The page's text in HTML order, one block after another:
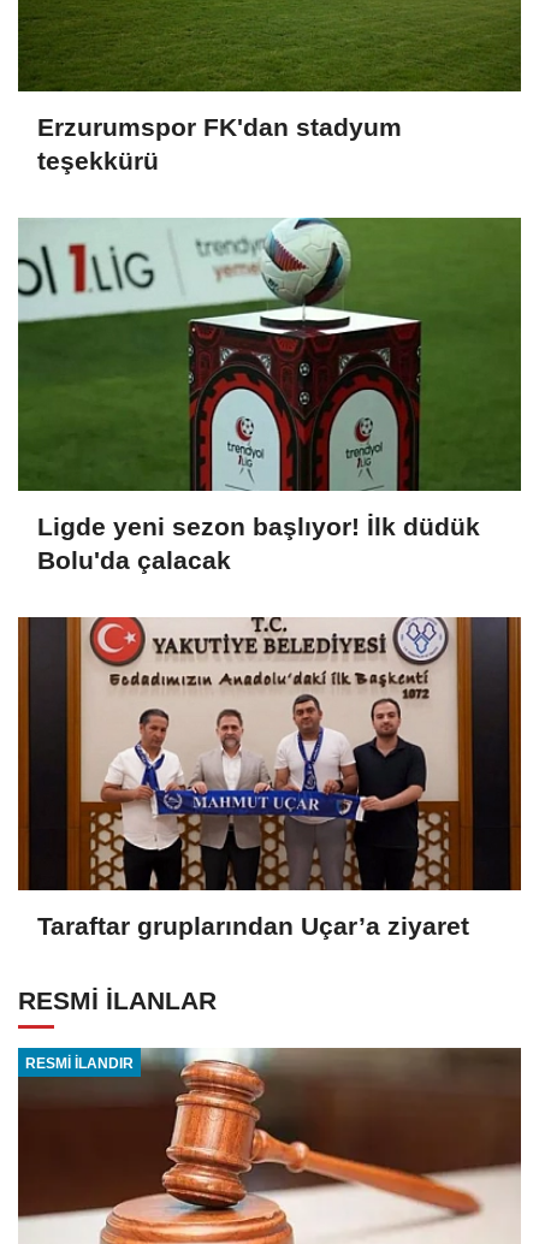
Erzurumspor FK'dan stadyum
teşekkürü
Ligde yeni sezon başlıyor! İlk düdük
Bolu'da çalacak
Taraftar gruplarından Uçar’a ziyaret
RESMİ İLANLAR
RESMİ İLANDIR